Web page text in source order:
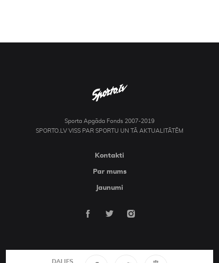
DALIES
Sporta Apgāda Fonds 2007-2019
SPORTO.LV VISS PAR SPORTU UN TĀ AKTUALITĀTĒM
Kontakti
Par mums
Jaunumi